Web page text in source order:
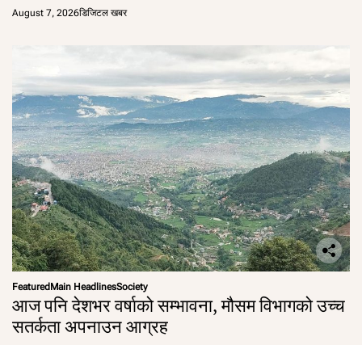
August 7, 2026डिजिटल खबर
Featured Main HeadlinesSociety
आज पनि देशभर वर्षाको सम्भावना, मौसम विभागको उच्च
सतर्कता अपनाउन आग्रह